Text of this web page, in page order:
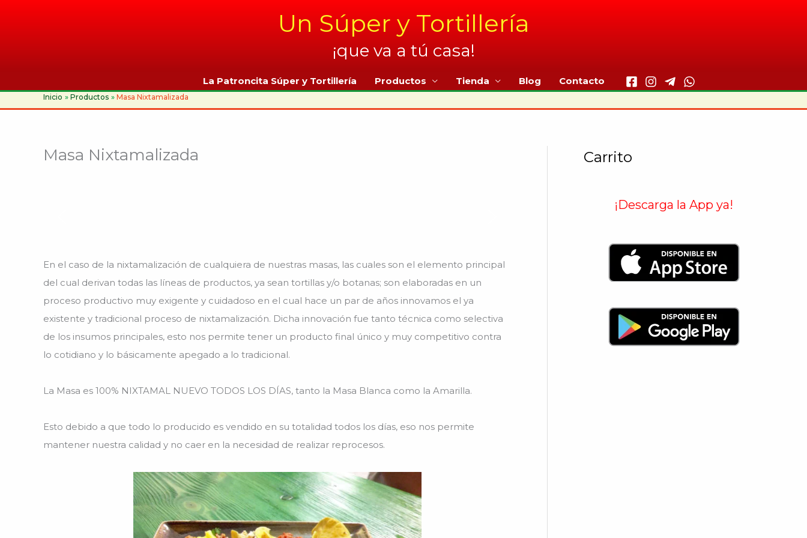
Un Súper y Tortillería
¡que va a tú casa!
La Patroncita Súper y Tortillería Productos Tienda Blog Contacto
Inicio Productos Masa Nixtamalizada
Masa Nixtamalizada
En el caso de la nixtamalización de cualquiera de nuestras masas, las cuales son el elemento principal
del cual derivan todas las líneas de productos, ya sean tortillas y/o botanas; son elaboradas en un
proceso productivo muy exigente y cuidadoso en el cual hace un par de años innovamos el ya
existente y tradicional proceso de nixtamalización. Dicha innovación fue tanto técnica como selectiva
de los insumos principales, esto nos permite tener un producto final único y muy competitivo contra
lo cotidiano y lo básicamente apegado a lo tradicional.
La Masa es 100% NIXTAMAL NUEVO TODOS LOS DÍAS, tanto la Masa Blanca como la Amarilla.
Esto debido a que todo lo producido es vendido en su totalidad todos los días, eso nos permite
mantener nuestra calidad y no caer en la necesidad de realizar reprocesos.
Carrito
¡Descarga la App ya!